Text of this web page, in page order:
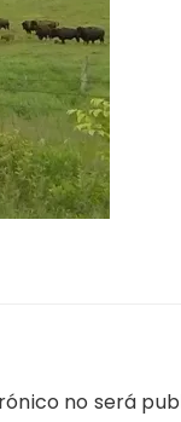
no será